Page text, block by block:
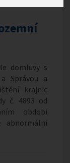
domluvy s
Správou a
krajnic
č. 4893 od
období
abnormální